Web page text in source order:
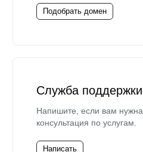
Подобрать домен
Служба поддержки
Напишите, если вам
консультация по услугам.
Написать